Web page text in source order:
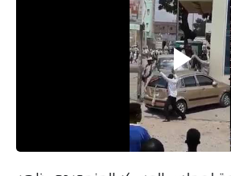
علوم وبحوث
فيديو
مجرد راى
منوعات
مواضيع عامة